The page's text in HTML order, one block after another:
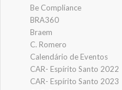
Be Compliance
BRA360
Braem
C. Romero
Calendário de Eventos
CAR- Espírito Santo 2022
CAR- Espírito Santo 2023